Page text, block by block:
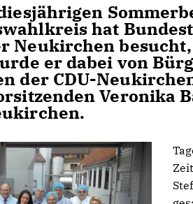
hat
Neukirchen
er dabei von
der CDU-
Veronika